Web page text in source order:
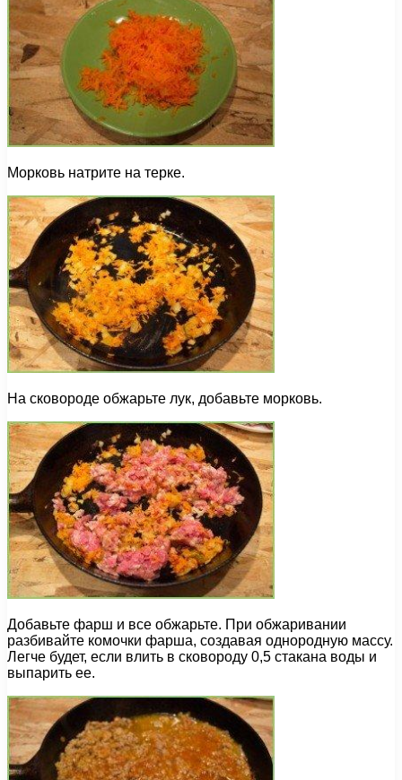
Морковь натрите на терке.
На сковороде обжарьте лук, добавьте морковь.
Добавьте фарш и все обжарьте. При обжаривании
разбивайте комочки фарша, создавая однородную массу.
Легче будет, если влить в сковороду 0,5 стакана воды и
выпарить ее.